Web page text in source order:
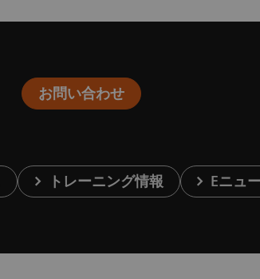
お問い合わせ
トレーニング情報 Eニュ